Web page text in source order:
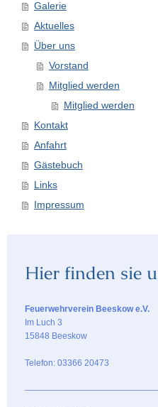
Galerie
Aktuelles
Über uns
Vorstand
Mitglied werden
Mitglied werden
Kontakt
Anfahrt
Gästebuch
Links
Impressum
Hier finden sie
Feuerwehrverein Beeskow e.V.
Im Luch 3
15848 Beeskow
Telefon: 03366 20473